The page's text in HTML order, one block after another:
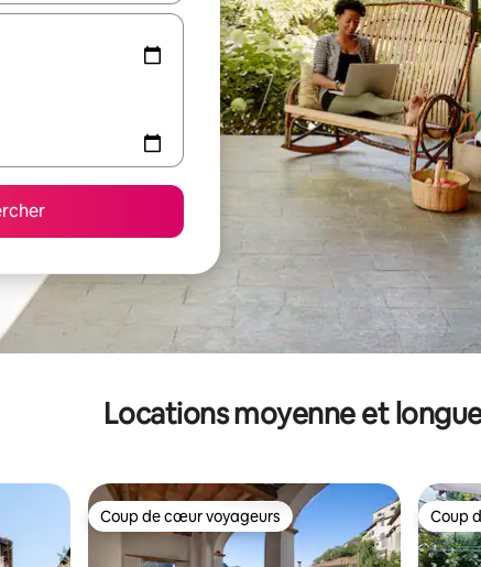
Locations moyenne et
appréciés Coup de cœur voyageurs
Coup de cœur voyageurs Coup
Coup